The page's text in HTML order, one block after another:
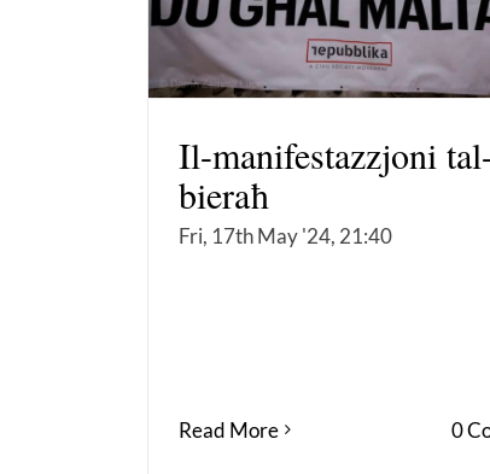
Il-manifestazzjoni
bieraħ
Fri, 17th May '24, 21:40
Read More 0